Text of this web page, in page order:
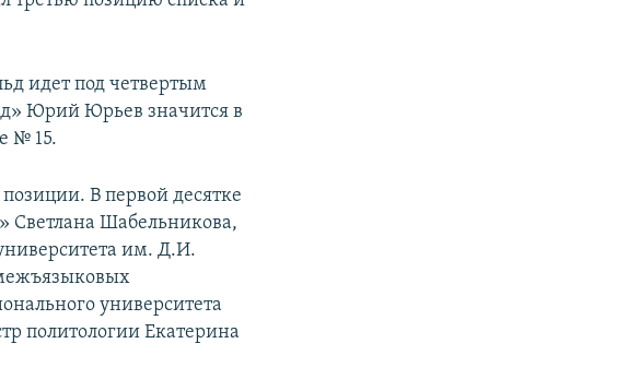
идет под четвертым
Юрий Юрьев значится в
№ 15.
В первой десятке
Светлана Шабельникова,
им. Д.И.
университета
политологии Екатерина